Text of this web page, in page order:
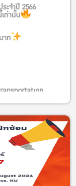
ะจำปี 2566
ท่านั้น
าท
,
, Friendly
& Tourism
408ZAM